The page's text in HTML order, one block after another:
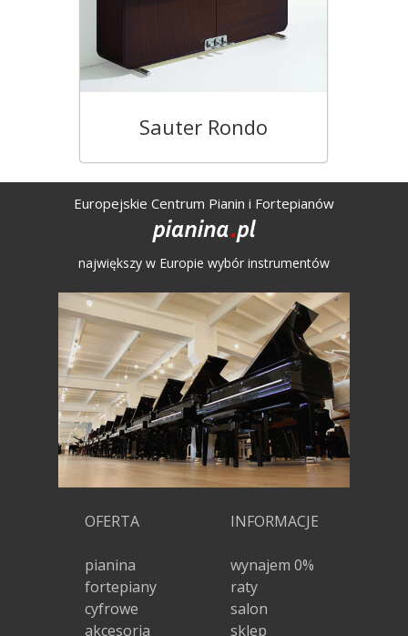
Sauter Rondo
INFORMACJE
wynajem 0%
raty
salon
sklep
Europejskie Centrum Pianin i Fortepianów
największy w Europie wybór instrumentów
OFERTA
pianina
fortepiany
cyfrowe
akcesoria